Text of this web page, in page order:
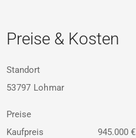
Preise & Kosten
Standort
53797 Lohmar
Preise
Kaufpreis
945.000 €